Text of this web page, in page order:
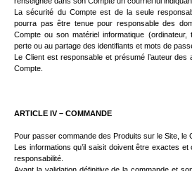
La sécurité du Compte est de la seule
pourra pas être tenue pour responsable des
Compte ou son matériel informatique
perte ou au partage des identifiants et mots de
Le Client est responsable et présumé l’auteur
Compte.
ARTICLE IV – COMMANDE
Pour passer commande des Produits sur le Site, le
Les informations qu’il saisit doivent être exactes
responsabilité.